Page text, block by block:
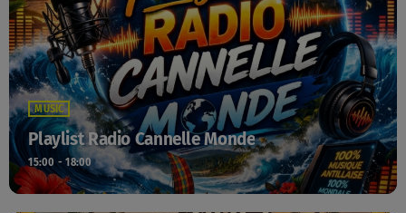
MUSIC
Playlist Radio Cannelle Monde
15:00 - 18:00